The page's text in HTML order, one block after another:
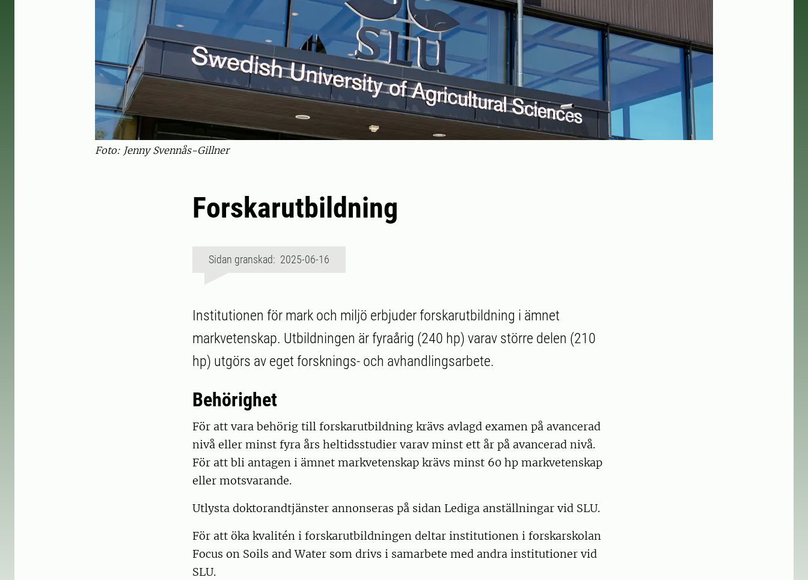
Foto: Jenny Svennås-Gillner
Forskarutbildning
Sidan granskad: 2025-06-16
Institutionen för mark och miljö erbjuder forskarutbildning i ämnet
markvetenskap. Utbildningen är fyraårig (240 hp) varav större delen (210
hp) utgörs av eget forsknings- och avhandlingsarbete.
Behörighet
För att vara behörig till forskarutbildning krävs avlagd examen på avancerad
nivå eller minst fyra års heltidsstudier varav minst ett år på avancerad nivå.
För att bli antagen i ämnet markvetenskap krävs minst 60 hp markvetenskap
eller motsvarande.
Utlysta doktorandtjänster annonseras på sidan Lediga anställningar vid SLU.
För att öka kvalitén i forskarutbildningen deltar institutionen i forskarskolan
Focus on Soils and Water som drivs i samarbete med andra institutioner vid
SLU.